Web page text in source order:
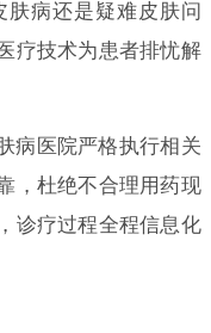
病还是疑难皮肤问
疗技术为患者排忧解
病医院严格执行相关
，杜绝不合理用药现
诊疗过程全程信息化